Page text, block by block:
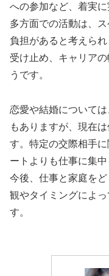
への参加など、着実
多方面での活動は、
負担があると考えら
受け止め、キャリア
うです。
恋愛や結婚について
もありますが、現在
す。特定の交際相手
ートよりも仕事に集
今後、仕事と家庭を
観やタイミングによ
す。